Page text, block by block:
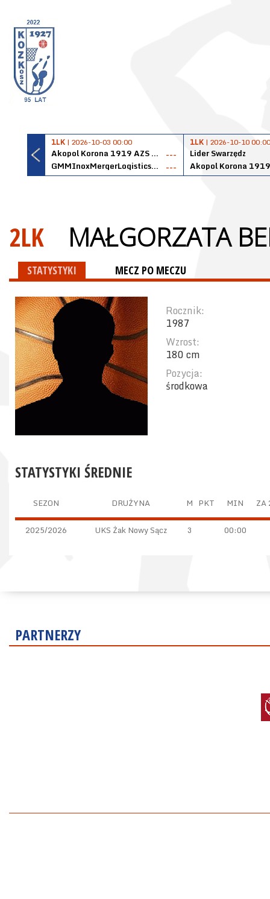
1LK | 2026-10-03 00:00
Akopol Korona 1919 AZS PK Kraków
---
GMMInoxMergerLogisticsPanteryŁańcut
---
1LK | 2026-10-10 00:00
Lider Swarzędz
2LK MAŁGORZATA
STATYSTYKI MECZ PO MECZU
Rocznik:
1987
Wzrost:
180 cm
Pozycja:
środkowa
STATYSTYKI ŚREDNIE
SEZON DRUŻYNA M PKT MIN ZA
2025/2026 UKS Żak Nowy Sącz 3 00:00
PARTNERZY